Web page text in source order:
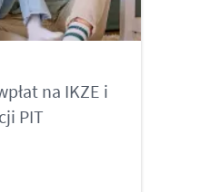
na IKZE i
PIT